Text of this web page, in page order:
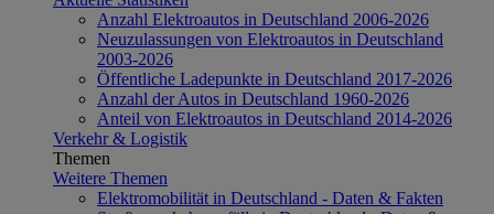
Anzahl Elektroautos in Deutschland 2006-2026
Neuzulassungen von Elektroautos in Deutschland
2003-2026
Öffentliche Ladepunkte in Deutschland 2017-2026
Anzahl der Autos in Deutschland 1960-2026
Anteil von Elektroautos in Deutschland 2014-2026
Verkehr & Logistik
Themen
Weitere Themen
Elektromobilität in Deutschland - Daten & Fakten